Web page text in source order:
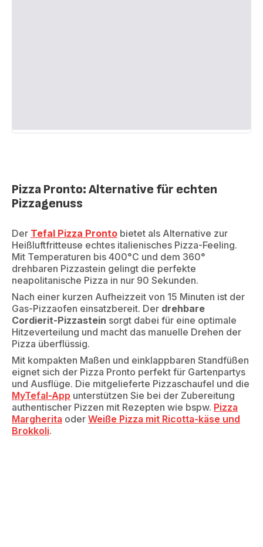
Pizza Pronto: Alternative für echten
Pizzagenuss
Der Tefal Pizza Pronto bietet als Alternative zur
Heißluftfritteuse echtes italienisches Pizza-Feeling.
Mit Temperaturen bis 400°C und dem 360°
drehbaren Pizzastein gelingt die perfekte
neapolitanische Pizza in nur 90 Sekunden.
Nach einer kurzen Aufheizzeit von 15 Minuten ist der
Gas-Pizzaofen einsatzbereit. Der drehbare
Cordierit-Pizzastein sorgt dabei für eine optimale
Hitzeverteilung und macht das manuelle Drehen der
Pizza überflüssig.
Mit kompakten Maßen und einklappbaren Standfüßen
eignet sich der Pizza Pronto perfekt für Gartenpartys
und Ausflüge. Die mitgelieferte Pizzaschaufel und die
MyTefal-App unterstützen Sie bei der Zubereitung
authentischer Pizzen mit Rezepten wie bspw. Pizza
Margherita oder Weiße Pizza mit Ricotta-käse und
Brokkoli.